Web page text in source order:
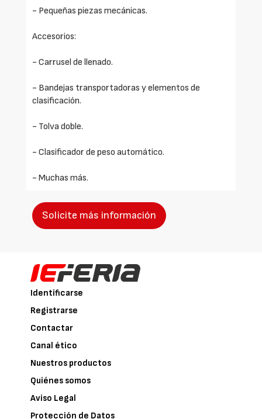
- Pequeñas piezas mecánicas.
Accesorios:
- Carrusel de llenado.
- Bandejas transportadoras y elementos de
clasificación.
- Tolva doble.
- Clasificador de peso automático.
- Muchas más.
Solicite más información
Identificarse
Registrarse
Contactar
Canal ético
Nuestros productos
Quiénes somos
Aviso Legal
Protección de Datos